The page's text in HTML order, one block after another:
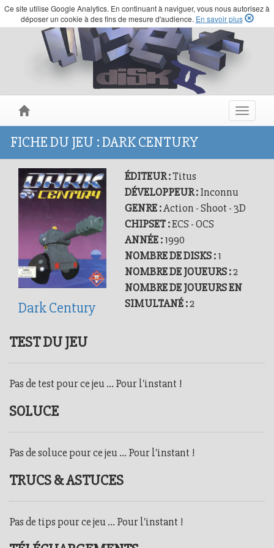
Ce site utilise Google Analytics. En continuant à naviguer, vous nous autorisez à
déposer un cookie à des fins de mesure d'audience. En savoir plus
Toggle
FICHE DU JEU : DARK CENTURY
Dark Century
ÉDITEUR :Titus
DÉVELOPPEUR :Inconnu
GENRE :Action - Shoot - 3D
CHIPSET :ECS - OCS
ANNÉE :1990
NOMBRE DE DISKS :1
NOMBRE DE JOUEURS :2
NOMBRE DE JOUEURS EN
SIMULTANÉ :2
TEST DU JEU
Pas de test pour ce jeu ... Pour l'instant !
SOLUCE
Pas de soluce pour ce jeu ... Pour l'instant !
TRUCS & ASTUCES
Pas de tips pour ce jeu ... Pour l'instant !